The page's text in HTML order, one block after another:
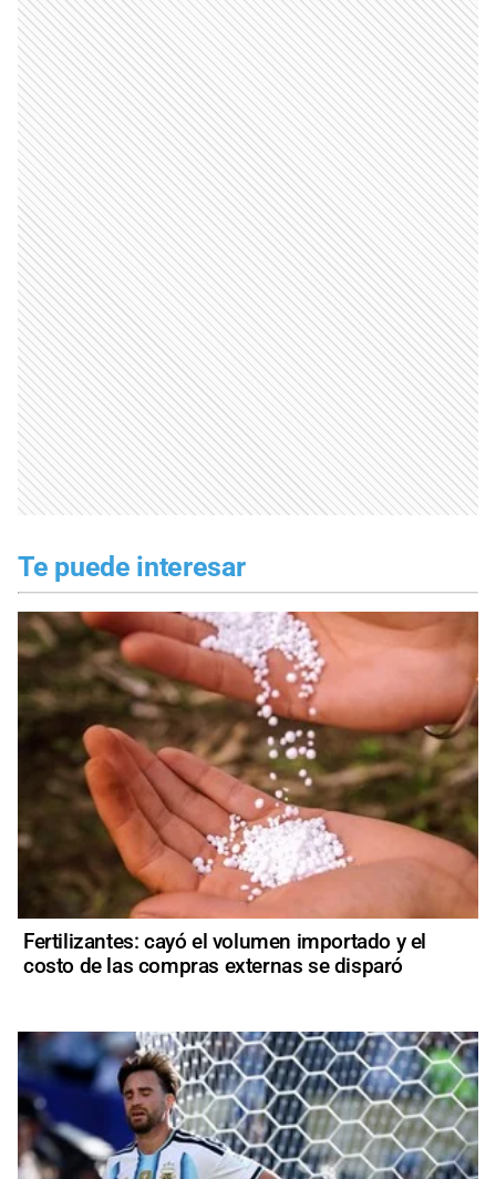
Te puede interesar
Fertilizantes: cayó el volumen importado y el
costo de las compras externas se disparó